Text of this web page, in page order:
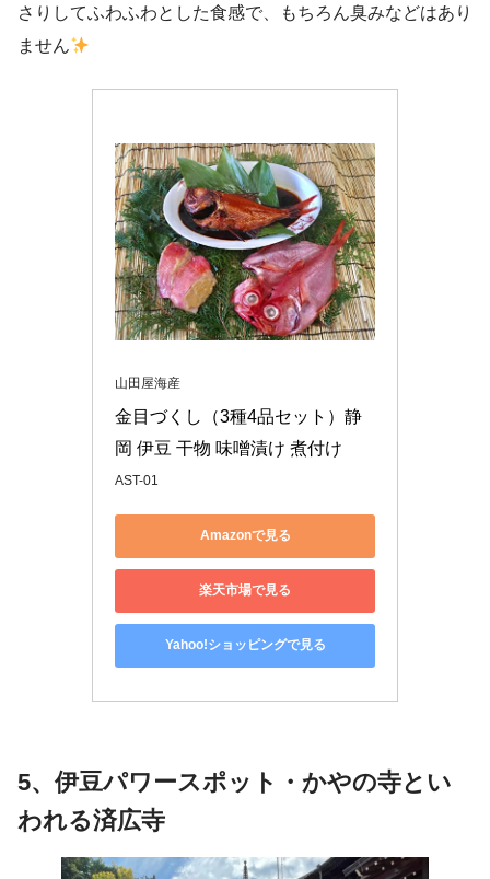
さりしてふわふわとした食感で、もちろん臭みなどはあり
ません
山田屋海産
金目づくし（3種4品セット）静
岡 伊豆 干物 味噌漬け 煮付け
AST-01
Amazonで見る
楽天市場で見る
Yahoo!ショッピングで見る
5、伊豆パワースポット・ かやの寺とい
われる済広寺